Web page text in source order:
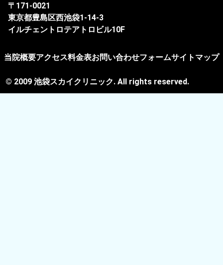
〒171-0021
東京都豊島区西池袋1-14-3
イルチェントロテアトロビル10F
当院概要アクセス料金表お問い合わせフォームサイトマップ
© 2009 池袋スカイクリニック. All rights reserved.